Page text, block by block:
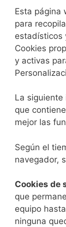
Esta página
para
estadísticos
Cookies
y activas
La
que
mejor las
Según el
navegador,
Cookies de
que
equipo
ninguna